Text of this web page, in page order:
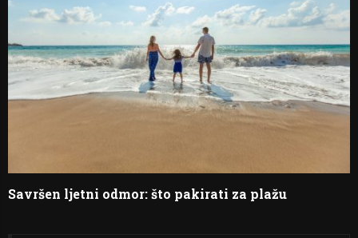
Savršen ljetni odmor: što pakirati za plažu